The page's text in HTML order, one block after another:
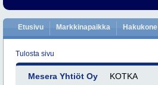
Etusivu Markkinapaikka Hakukone
Tulosta sivu
Mesera Yhtiöt Oy KOTKA